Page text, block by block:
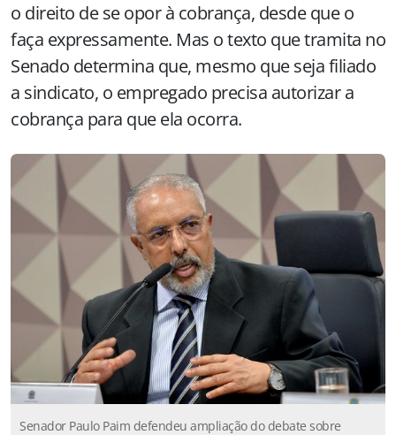
o direito de se opor à cobrança, desde que o
faça expressamente. Mas o texto que tramita no
Senado determina que, mesmo que seja filiado
a sindicato, o empregado precisa autorizar a
cobrança para que ela ocorra.
Senador Paulo Paim defendeu ampliação do debate sobre